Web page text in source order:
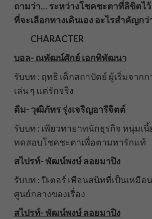
ถามว่า… ระหว่างโชคชะตาที่ลิขิตไ
ที่จะเลือกทางเดินเอง อะไรสำคัญก
CHARACTER
บอล- ณพัฒน์ศักย์ เอกพิพัฒนา
รับบท : ฤทธิ เด็กสถาปัตย์ ผู้เริ่มจาก
เล่น ๆ แต่รักจริง
ดีม- วุฒิภัทร รุ่งเจริญอารีจิตต์
รับบท : เพียวทายาทนักธุรกิจ หนุ่มเ
ทดสอบโชคชะตาเพื่อตามหารักแท้
สไปรท์- พัฒน์พงษ์ ลอยมาปิง
รับบท : ปีเตอร์ เพื่อนสนิทที่เป็นเหมือ
ศูนย์กลางของเรื่อง
สไปรท์- พัฒน์พงษ์ ลอยมาปิง